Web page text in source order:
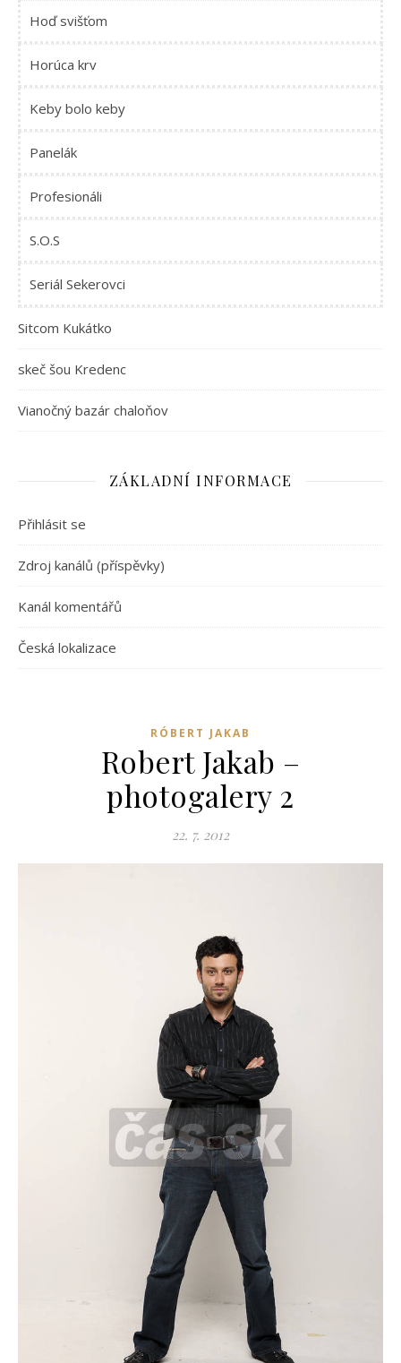
Hoď svišťom
Horúca krv
Keby bolo keby
Panelák
Profesionáli
S.O.S
Seriál Sekerovci
Sitcom Kukátko
skeč šou Kredenc
Vianočný bazár chaloňov
ZÁKLADNÍ INFORMACE
Přihlásit se
Zdroj kanálů (příspěvky)
Kanál komentářů
Česká lokalizace
RÓBERT JAKAB
Robert Jakab –
photogalery 2
22. 7. 2012